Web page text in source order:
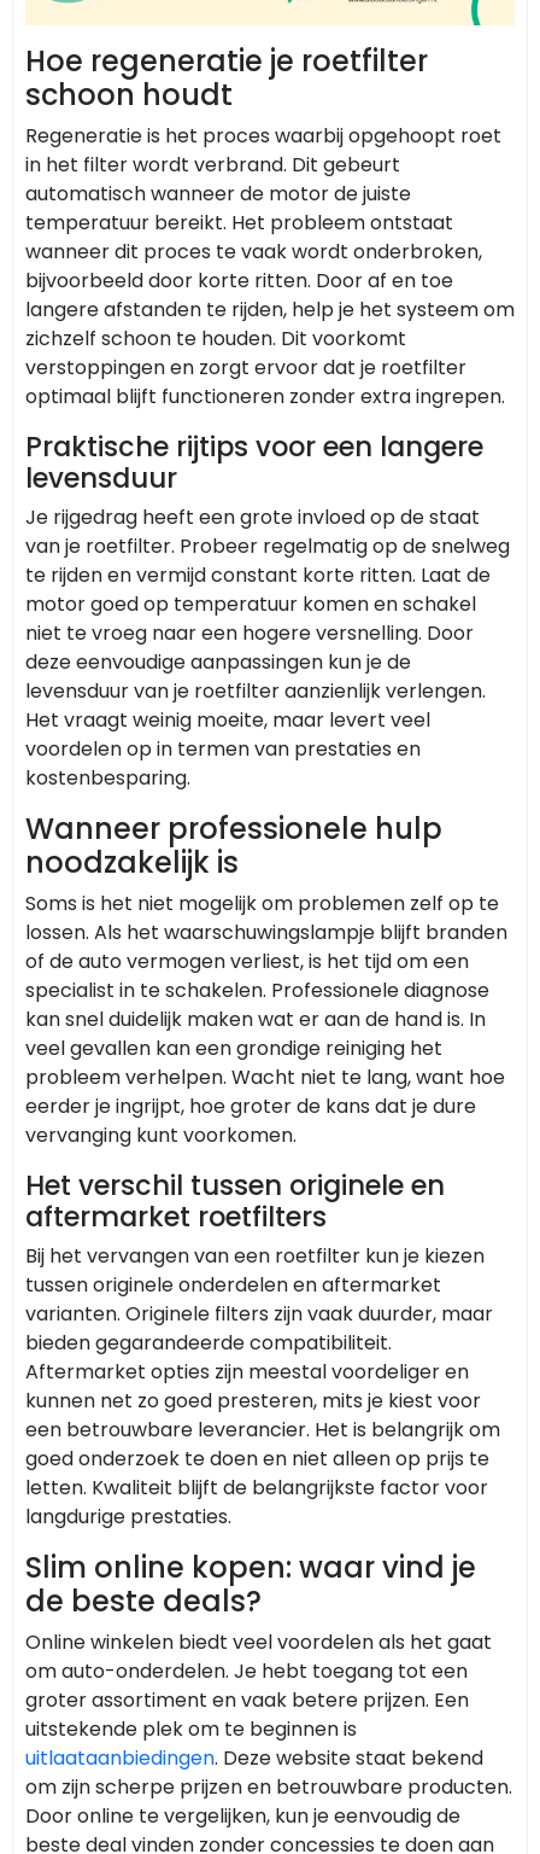
Hoe regeneratie je roetfilter
schoon houdt
Regeneratie is het proces waarbij opgehoopt roet
in het filter wordt verbrand. Dit gebeurt
automatisch wanneer de motor de juiste
temperatuur bereikt. Het probleem ontstaat
wanneer dit proces te vaak wordt onderbroken,
bijvoorbeeld door korte ritten. Door af en toe
langere afstanden te rijden, help je het systeem om
zichzelf schoon te houden. Dit voorkomt
verstoppingen en zorgt ervoor dat je roetfilter
optimaal blijft functioneren zonder extra ingrepen.
Praktische rijtips voor een langere
levensduur
Je rijgedrag heeft een grote invloed op de staat
van je roetfilter. Probeer regelmatig op de snelweg
te rijden en vermijd constant korte ritten. Laat de
motor goed op temperatuur komen en schakel
niet te vroeg naar een hogere versnelling. Door
deze eenvoudige aanpassingen kun je de
levensduur van je roetfilter aanzienlijk verlengen.
Het vraagt weinig moeite, maar levert veel
voordelen op in termen van prestaties en
kostenbesparing.
Wanneer professionele hulp
noodzakelijk is
Soms is het niet mogelijk om problemen zelf op te
lossen. Als het waarschuwingslampje blijft branden
of de auto vermogen verliest, is het tijd om een
specialist in te schakelen. Professionele diagnose
kan snel duidelijk maken wat er aan de hand is. In
veel gevallen kan een grondige reiniging het
probleem verhelpen. Wacht niet te lang, want hoe
eerder je ingrijpt, hoe groter de kans dat je dure
vervanging kunt voorkomen.
Het verschil tussen originele en
aftermarket roetfilters
Bij het vervangen van een roetfilter kun je kiezen
tussen originele onderdelen en aftermarket
varianten. Originele filters zijn vaak duurder, maar
bieden gegarandeerde compatibiliteit.
Aftermarket opties zijn meestal voordeliger en
kunnen net zo goed presteren, mits je kiest voor
een betrouwbare leverancier. Het is belangrijk om
goed onderzoek te doen en niet alleen op prijs te
letten. Kwaliteit blijft de belangrijkste factor voor
langdurige prestaties.
Slim online kopen: waar vind je
de beste deals?
Online winkelen biedt veel voordelen als het gaat
om auto-onderdelen. Je hebt toegang tot een
groter assortiment en vaak betere prijzen. Een
uitstekende plek om te beginnen is
uitlaataanbiedingen. Deze website staat bekend
om zijn scherpe prijzen en betrouwbare producten.
Door online te vergelijken, kun je eenvoudig de
beste deal vinden zonder concessies te doen aan